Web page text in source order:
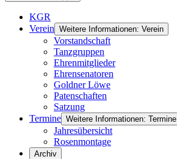
KGR
Verein Weitere Informationen: Verein
Vorstandschaft
Tanzgruppen
Ehrenmitglieder
Ehrensenatoren
Goldner Löwe
Patenschaften
Satzung
Termine Weitere Informationen: Termine
Jahresübersicht
Rosenmontage
Archiv